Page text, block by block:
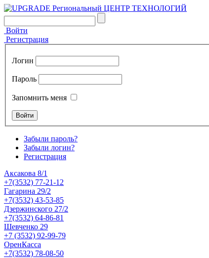
Войти
Регистрация
Логин
Пароль
Запомнить меня
Забыли пароль?
Забыли логин?
Регистрация
Аксакова 8/1
+7(3532) 77-21-12
Гагарина 29/2
+7(3532) 43-53-85
Дзержинского 27/2
+7(3532) 64-86-81
Шевченко 29
+7 (3532) 92-99-79
ОренКасса
+7(3532) 78-08-50